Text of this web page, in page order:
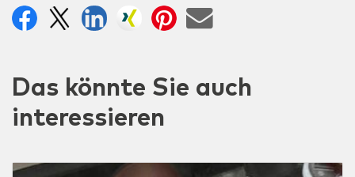
Das könnte Sie auch
interessieren